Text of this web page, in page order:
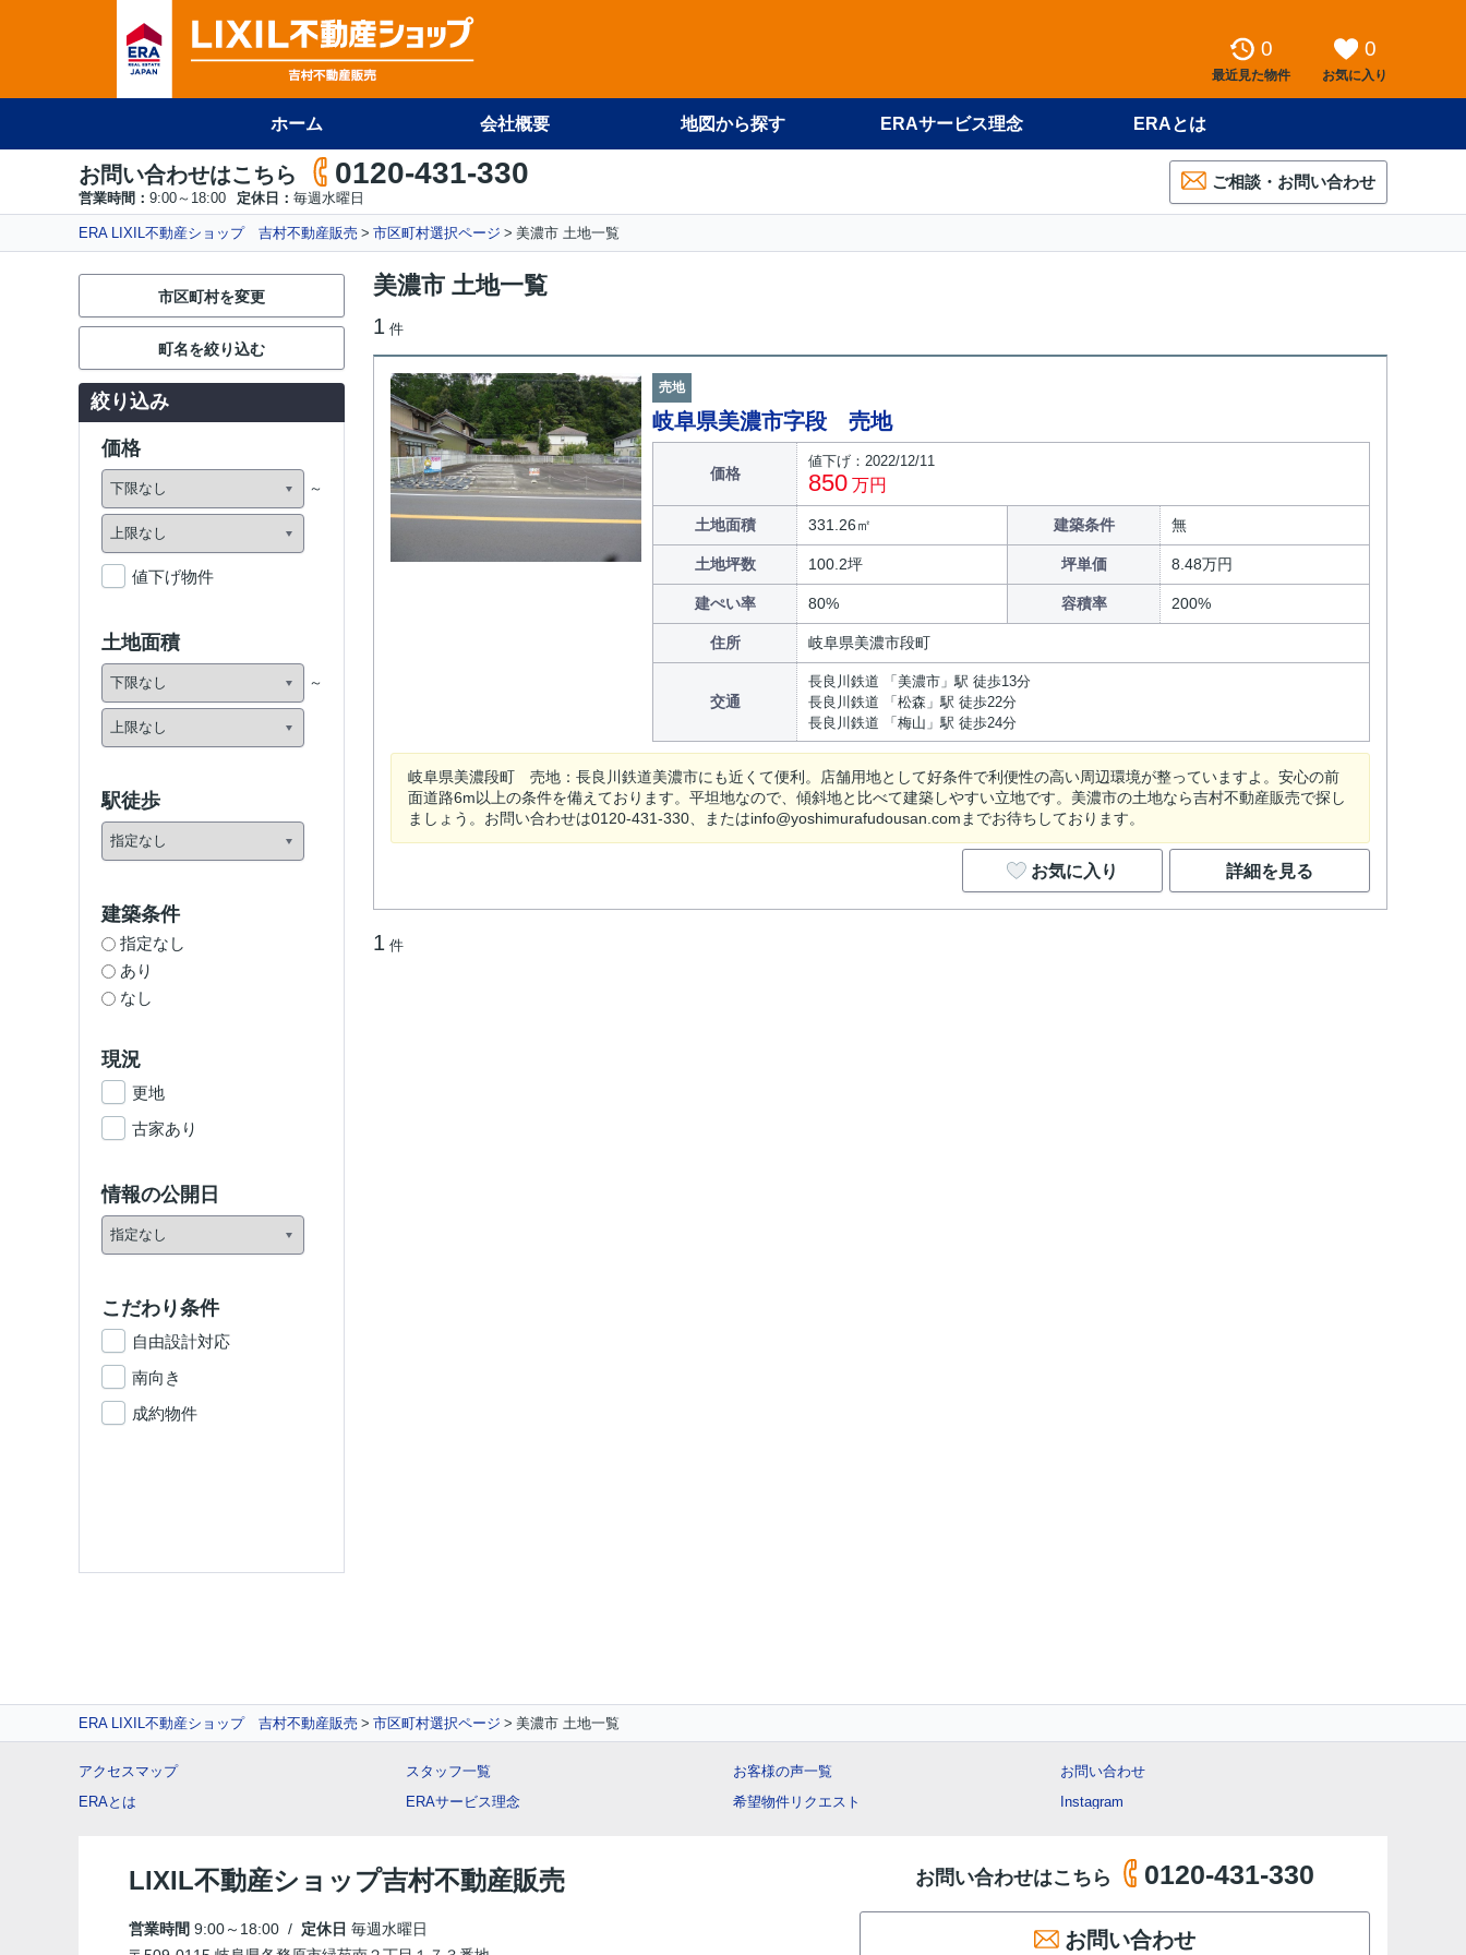
0
最近見た物件
0
お気に入り
ホーム 会社概要 地図から探す ERAサービス理念 ERAとは
お問い合わせはこちら 0120-431-330
営業時間： 9:00～18:00 定休日： 毎週水曜日
ご相談・お問い合わせ
ERA LIXIL不動産ショップ 吉村不動産販売 市区町村選択ページ 美濃市 土地一覧
美濃市 土地一覧
1 件
売地
岐阜県美濃市字段 売地
価格
値下げ：2022/12/11
850 万円
土地面積 331.26㎡ 建築条件 無
土地坪数 100.2坪 坪単価 8.48万円
建ぺい率 80% 容積率 200%
住所 岐阜県美濃市段町
交通
長良川鉄道 「美濃市」駅 徒歩13分
長良川鉄道 「松森」駅 徒歩22分
長良川鉄道 「梅山」駅 徒歩24分
岐阜県美濃段町 売地：長良川鉄道美濃市にも近くて便利。店舗用地として好条件で利便性の高い周辺環境が整っていますよ。安心の前
面道路6m以上の条件を備えております。平坦地なので、傾斜地と比べて建築しやすい立地です。美濃市の土地なら吉村不動産販売で探し
ましょう。お問い合わせは0120-431-330、またはinfo@yoshimurafudousan.comまでお待ちしております。
お気に入り 詳細を見る
1 件
市区町村を変更
町名を絞り込む
絞り込み
価格
値下げ物件
土地面積
駅徒歩
建築条件
指定なし
あり
なし
現況
更地
古家あり
情報の公開日
こだわり条件
自由設計対応
南向き
成約物件
ERA LIXIL不動産ショップ 吉村不動産販売 市区町村選択ページ 美濃市 土地一覧
アクセスマップ
ERAとは
スタッフ一覧
ERAサービス理念
お客様の声一覧
希望物件リクエスト
お問い合わせ
Instagram
LIXIL不動産ショップ吉村不動産販売
営業時間 9:00～18:00 / 定休日 毎週水曜日
お問い合わせはこちら 0120-431-330
お問い合わせ